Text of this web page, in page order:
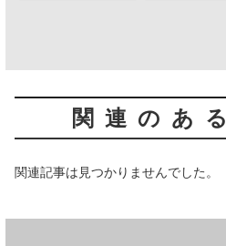
関連のあ
関連記事は見つかりませんでした。